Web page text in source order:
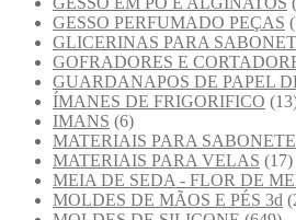
GESSO PERFUMADO PEÇAS
GLICERINAS PARA
GOFRADORES E
GUARDANAPOS DE PAPEL
ÍMANES DE FRIGORIFICO
IMANS (6)
MATERIAIS PARA
MATERIAIS PARA VELAS (17)
MEIA DE SEDA - FLOR DE
MOLDES DE MÃOS E PÉS 3d